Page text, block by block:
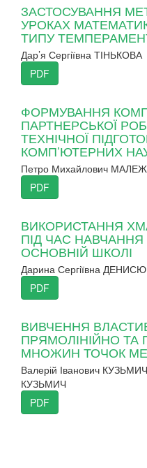
ЗАСТОСУВАННЯ
УРОКАХ
ТИПУ
Дар’я Сергіївна ТІНЬКОВА
PDF
ФОРМУВАННЯ
ПАРТНЕРСЬКОЇ
ТЕХНІЧНОЇ
КОМП’ЮТЕРНИХ
Петро Михайлович
PDF
ВИКОРИСТАННЯ
ПІД ЧАС
ОСНОВНІЙ ШКОЛІ
Дарина Сергіївна
PDF
ВИВЧЕННЯ
ПРЯМОЛІНІЙНО
МНОЖИН ТОЧОК
Валерій Іванович
КУЗЬМИЧ
PDF